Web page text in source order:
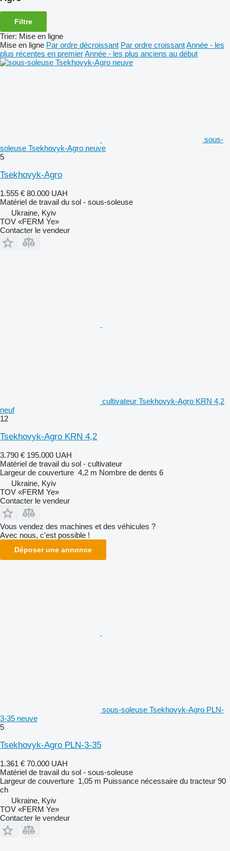
Filtre
Trier: Mise en ligne
Mise en ligne Par ordre décroissant Par ordre croissantAnnée - les
plus récentes en premierAnnée - les plus anciens au début
sous-
soleuse Tsekhovyk-Agro neuve
5
Tsekhovyk-Agro
1.555 € 80.000 UAH
Matériel de travail du sol - sous-soleuse
Ukraine, Kyiv
TOV «FERM Ye»
Contacter le vendeur
cultivateur Tsekhovyk-Agro KRN 4,2
neuf
12
Tsekhovyk-Agro KRN 4,2
3.790 € 195.000 UAH
Matériel de travail du sol - cultivateur
Largeur de couverture 4,2 m Nombre de dents 6
Ukraine, Kyiv
TOV «FERM Ye»
Contacter le vendeur
Vous vendez des machines et des véhicules ?
Avec nous, c'est possible !
Déposer une annonce
sous-soleuse Tsekhovyk-Agro PLN-
3-35 neuve
5
Tsekhovyk-Agro PLN-3-35
1.361 € 70.000 UAH
Matériel de travail du sol - sous-soleuse
Largeur de couverture 1,05 m Puissance nécessaire du tracteur 90
ch
Ukraine, Kyiv
TOV «FERM Ye»
Contacter le vendeur